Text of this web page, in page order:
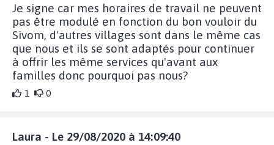
Je signe car mes horaires de travail ne peuvent
pas être modulé en fonction du bon vouloir du
Sivom, d'autres villages sont dans le même cas
que nous et ils se sont adaptés pour continuer
à offrir les même services qu'avant aux
familles donc pourquoi pas nous?
1 0
Laura - Le 29/08/2020 à 14:09:40